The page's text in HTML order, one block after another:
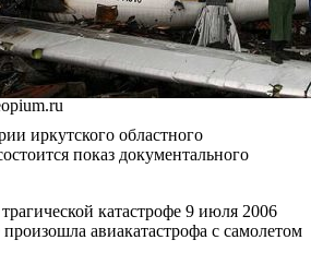
иркутского областного
показ документального
катастрофе 9 июля 2006
авиакатастрофа с самолетом